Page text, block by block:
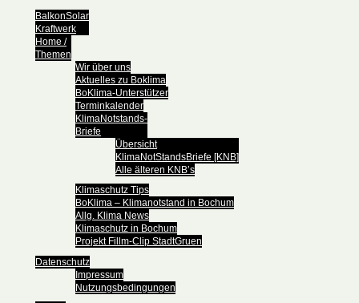
BalkonSolar
Kraftwerk
Home /
Themen
Wir über uns
Aktuelles zu Boklima
BoKlima-Unterstützer
Terminkalender
KlimaNotstands-
Briefe
Übersicht
KlimaNotStandsBriefe [KNB]
Alle älteren KNB’s
Klimaschutz Tips
BoKlima – Klimanotstand in Bochum
Allg. Klima News
Klimaschutz in Bochum
Projekt Fillm-Clip StadtGruen
Datenschutz
Impressum
Nutzungsbedingungen